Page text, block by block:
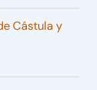
Cástula y